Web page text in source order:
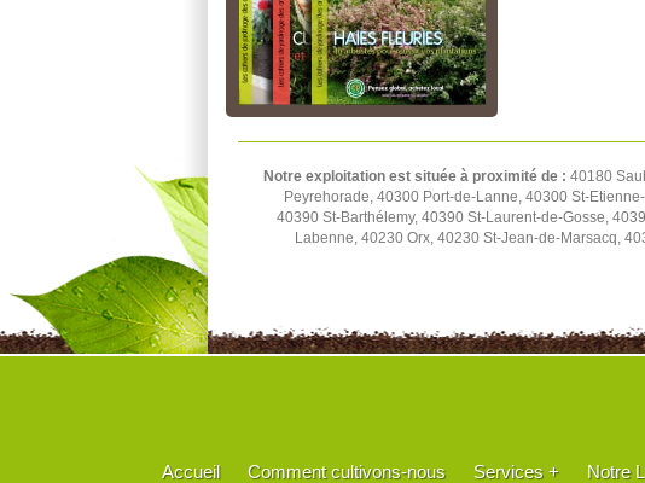
Notre exploitation est située à proximité de : 40180
Peyrehorade, 40300 Port-de-Lanne, 40300 St-
40390 St-Barthélemy, 40390 St-Laurent-de-Gosse,
Labenne, 40230 Orx, 40230 St-Jean-de-Marsacq,
Accueil Comment cultivons-nous Services + Notre